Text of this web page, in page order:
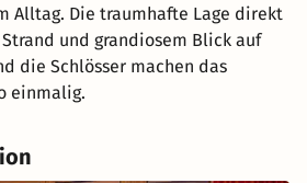
Alltag. Die traumhafte Lage direkt
und grandiosem Blick auf
die Schlösser machen das
einmalig.